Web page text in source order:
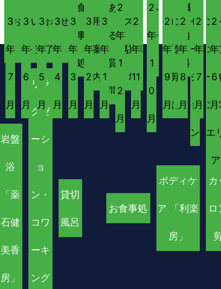
お問い合わせ
– 完了
食
事
処
用
案
内
あ
る
質
問
ス・
駐車
場
ベ
ン
ト
間
_
設
定
案
内・
料金
ロン
「髮
剪
處」
ゼ
ー
シ
ョ
ン
ン・
コ
ー
ン
エ
ア
3
年
7
月
3
年
6
月
3
年
5
月
3
年
4
月
3
年
3
月
3
年
2
月
3
年
1
月
2
年
1
2
月
2
年
11
月
2
年
1
0
月
2
年
9
月
2
年
8
月
2
年
7
月
2
年
6
月
岩盤
浴
「薬
石健
美香
房」
リラ
クゼ
ーシ
ョ
ン・
コワ
ーキ
ング
貸切
風呂
お食事処
ボディケ
ア 「利楽
房」
カ